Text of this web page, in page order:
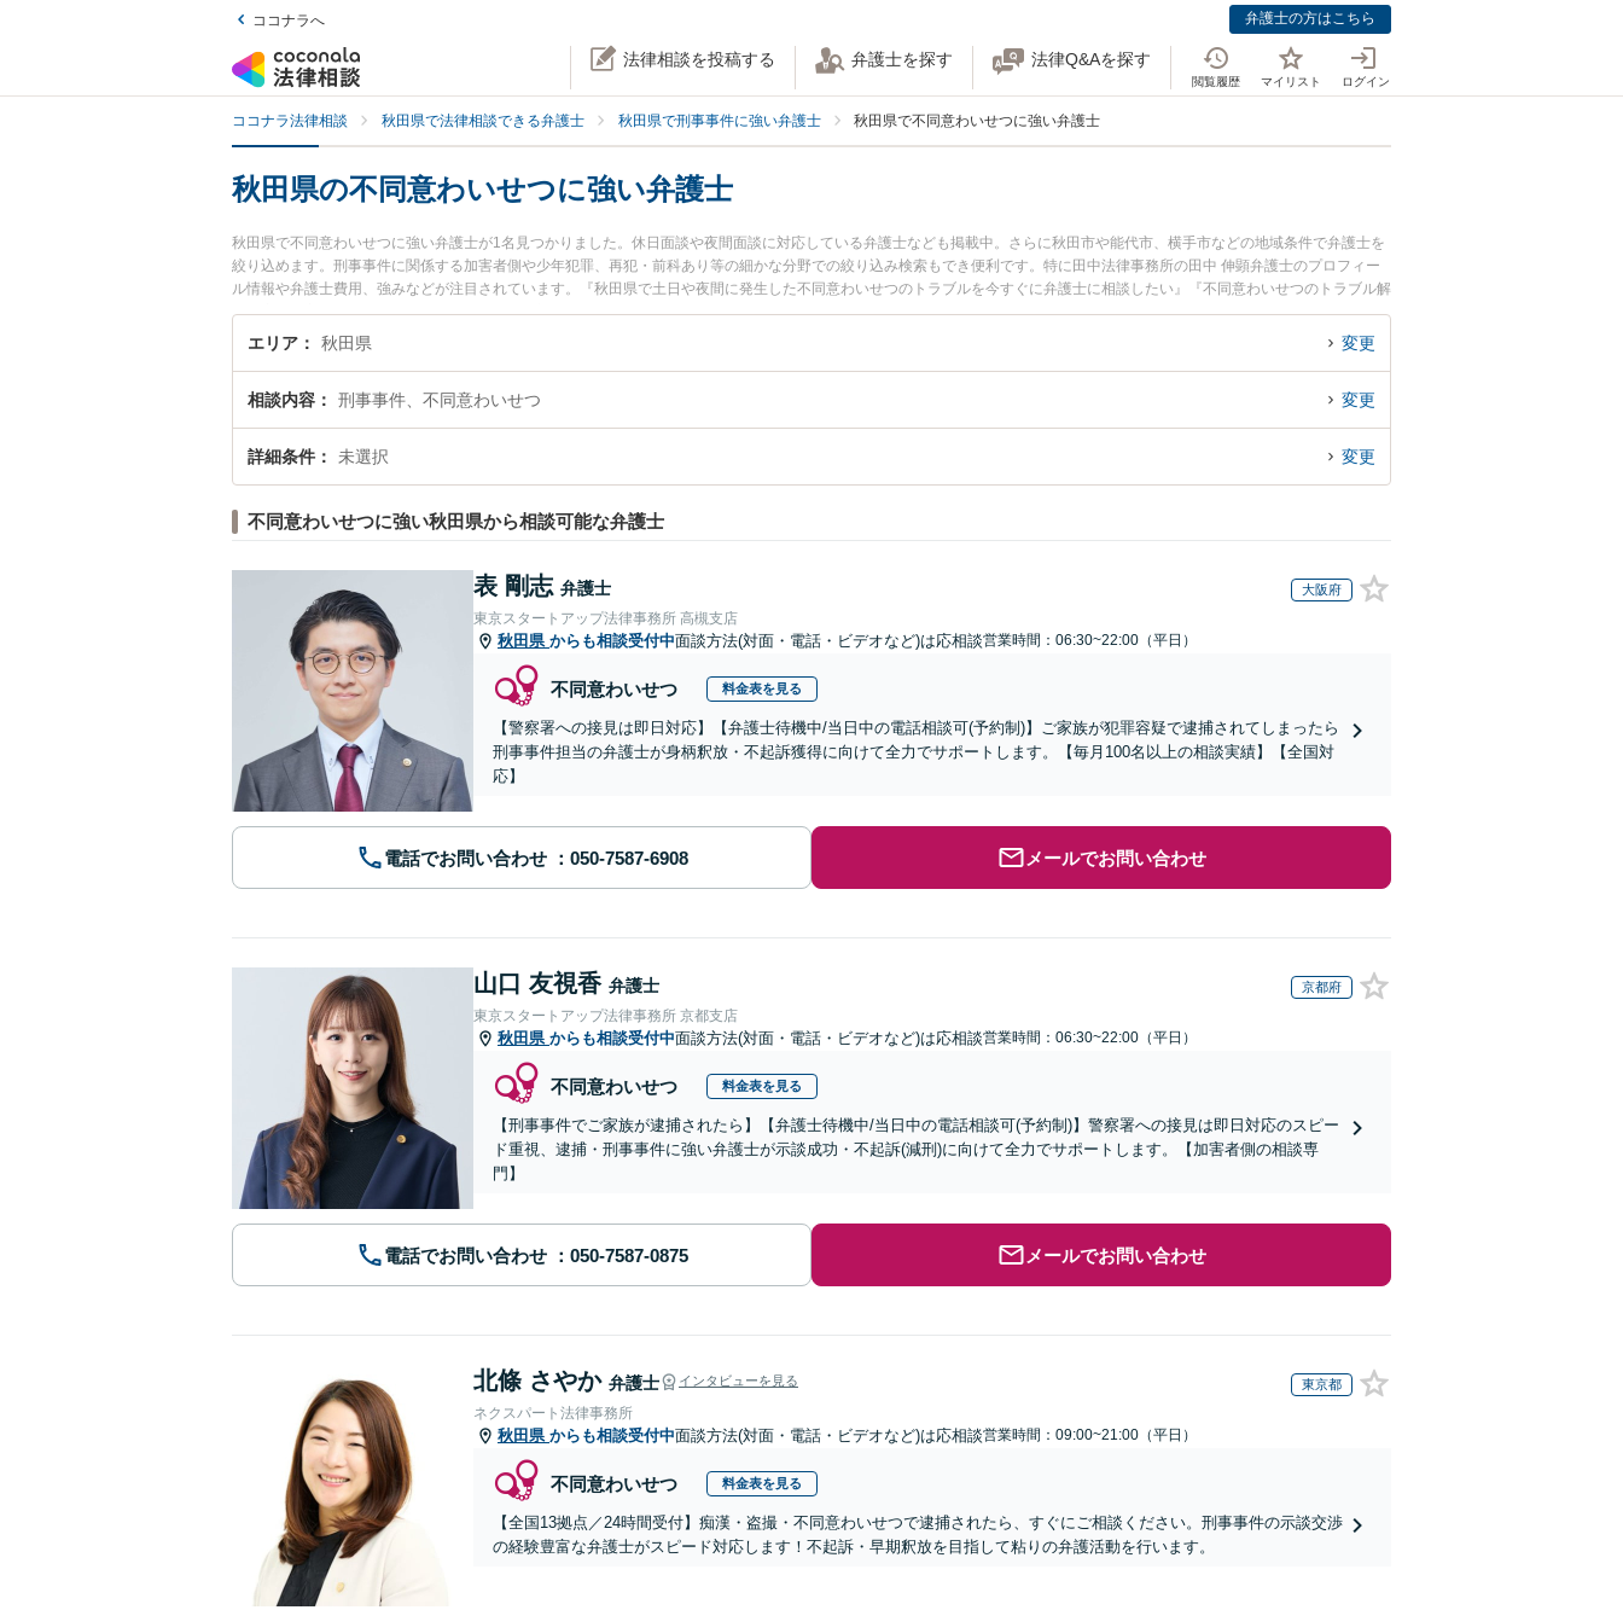
ココナラへ 弁護士の方はこちら
法律相談を投稿する 弁護士を探す 法律Q&Aを探す
閲覧履歴 マイリスト ログイン
ココナラ法律相談 秋田県で法律相談できる弁護士 秋田県で刑事事件に強い弁護士 秋田県で不同意わいせつに強い弁護士
秋田県の不同意わいせつに強い弁護士
秋田県で不同意わいせつに強い弁護士が1名見つかりました。休日面談や夜間面談に対応している弁護士なども掲載中。さらに秋田市や能代市、横手市などの地域条件で弁護士を
絞り込めます。刑事事件に関係する加害者側や少年犯罪、再犯・前科あり等の細かな分野での絞り込み検索もでき便利です。特に田中法律事務所の田中 伸顕弁護士のプロフィー
ル情報や弁護士費用、強みなどが注目されています。『秋田県で土日や夜間に発生した不同意わいせつのトラブルを今すぐに弁護士に相談したい』『不同意わいせつのトラブル解
決の実績豊富な近くの弁護士を検索したい』『初回相談無料で不同意わいせつを法律相談できる秋田県内の弁護士に相談予約したい』などでお困りの相談者さんにおすすめです。
エリア 秋田県 変更
相談内容 刑事事件、不同意わいせつ 変更
詳細条件 未選択 変更
不同意わいせつに強い秋田県から相談可能な弁護士
表 剛志 弁護士 大阪府
東京スタートアップ法律事務所 高槻支店
秋田県 からも相談受付中面談方法(対面・電話・ビデオなど)は応相談営業時間：06:30~22:00（平日）
不同意わいせつ 料金表を見る
【警察署への接見は即日対応】【弁護士待機中/当日中の電話相談可(予約制)】ご家族が犯罪容疑で逮捕されてしまったら
刑事事件担当の弁護士が身柄釈放・不起訴獲得に向けて全力でサポートします。【毎月100名以上の相談実績】【全国対
応】
電話でお問い合わせ メールでお問い合わせ
山口 友視香 弁護士 京都府
東京スタートアップ法律事務所 京都支店
秋田県 からも相談受付中面談方法(対面・電話・ビデオなど)は応相談営業時間：06:30~22:00（平日）
不同意わいせつ 料金表を見る
【刑事事件でご家族が逮捕されたら】【弁護士待機中/当日中の電話相談可(予約制)】警察署への接見は即日対応のスピー
ド重視、逮捕・刑事事件に強い弁護士が示談成功・不起訴(減刑)に向けて全力でサポートします。【加害者側の相談専
門】
電話でお問い合わせ メールでお問い合わせ
北條 さやか 弁護士 インタビューを見る 東京都
ネクスパート法律事務所
秋田県 からも相談受付中面談方法(対面・電話・ビデオなど)は応相談営業時間：09:00~21:00（平日）
不同意わいせつ 料金表を見る
【全国13拠点／24時間受付】痴漢・盗撮・不同意わいせつで逮捕されたら、すぐにご相談ください。刑事事件の示談交渉
の経験豊富な弁護士がスピード対応します！不起訴・早期釈放を目指して粘りの弁護活動を行います。